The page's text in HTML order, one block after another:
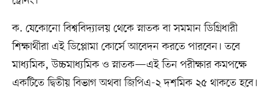
ক. যেকোনো বিশ্ববিদ্যালয় থেকে স্নাতক বা সমমান ডিগ্রিধারী
শিক্ষার্থীরা এই ডিপ্লোমা কোর্সে আবেদন করতে পারবেন। তবে
মাধ্যমিক, উচ্চমাধ্যমিক ও স্নাতক—এই তিন পরীক্ষার কমপক্ষে
একটিতে দ্বিতীয় বিভাগ অথবা জিপিএ-২ দশমিক ২৫ থাকতে হবে।